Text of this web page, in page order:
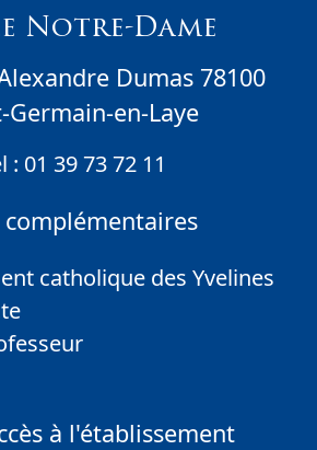
complémentaires
catholique des Yvelines
Notre-Dame
Dumas 78100
Germain-en-Laye
: 01 39 73 72 11
à l'établissement